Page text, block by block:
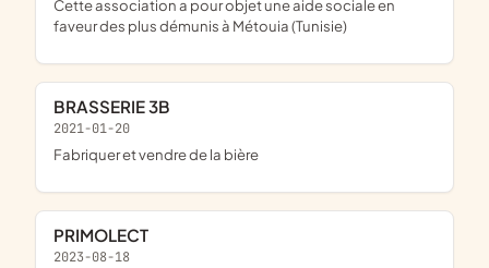
Cette association a pour objet une aide sociale en
faveur des plus démunis à Métouia (Tunisie)
BRASSERIE 3B
2021-01-20
fabriquer et vendre de la bière
PRIMOLECT
2023-08-18